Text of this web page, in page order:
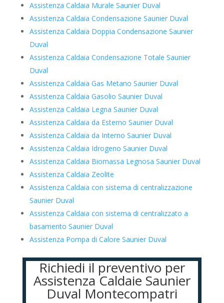
Assistenza Caldaia Murale Saunier Duval
Assistenza Caldaia Condensazione Saunier Duval
Assistenza Caldaia Doppia Condensazione Saunier
Duval
Assistenza Caldaia Condensazione Totale Saunier
Duval
Assistenza Caldaia Gas Metano Saunier Duval
Assistenza Caldaia Gasolio Saunier Duval
Assistenza Caldaia Legna Saunier Duval
Assistenza Caldaia da Esterno Saunier Duval
Assistenza Caldaia da Interno Saunier Duval
Assistenza Caldaia Idrogeno Saunier Duval
Assistenza Caldaia Biomassa Legnosa Saunier Duval
Assistenza Caldaia Zeolite
Assistenza Caldaia con sistema di centralizzazione
Saunier Duval
Assistenza Caldaia con sistema di centralizzato a
basamento Saunier Duval
Assistenza Pompa di Calore Saunier Duval
Richiedi il preventivo per
Assistenza Caldaie Saunier
Duval Montecompatri